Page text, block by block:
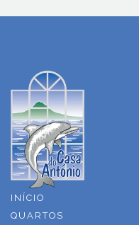
INÍCIO
QUARTOS